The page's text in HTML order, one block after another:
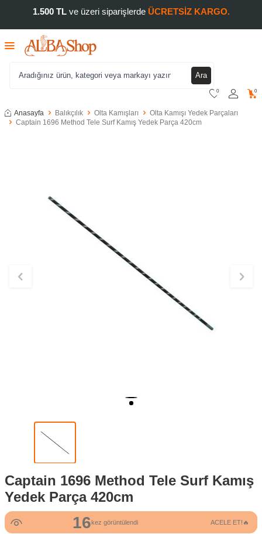
1.500 TLve üzeri siparişlerde ÜCRETSİZ KARGO.
Ara
0 0
Anasayfa Balıkçılık Olta Kamışları
Olta Kamışı Yedek Parçaları
Captain 1696 Method Tele Surf Kamış Yedek Parça 420cm
Captain 1696 Method Tele Surf Kamış
Yedek Parça 420cm
16kez görüntülendi ACELE ET!🔥